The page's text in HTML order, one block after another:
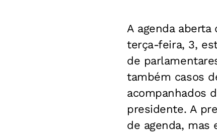
A agenda
terça-feira, 3,
de
também casos
acompanhados
presidente. A
de agenda, mas